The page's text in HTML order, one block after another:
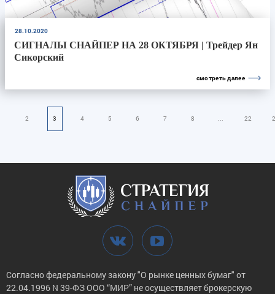
28.10.2020
СИГНАЛЫ СНАЙПЕР НА 28 ОКТЯБРЯ | Трейдер Ян
Сикорский
смотреть далее
2 3 4 5 6 7 8 ... 22
Согласно федеральному закону "О рынке ценных бумаг" от
22.04.1996 N 39-ФЗ ООО “МИР” не осуществляет брокерскую